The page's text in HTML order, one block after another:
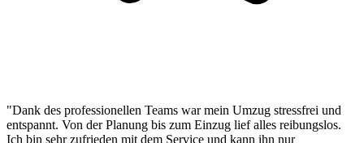
"Dank des professionellen Teams war mein Umzug stressfrei und
entspannt. Von der Planung bis zum Einzug lief alles reibungslos.
Ich bin sehr zufrieden mit dem Service und kann ihn nur